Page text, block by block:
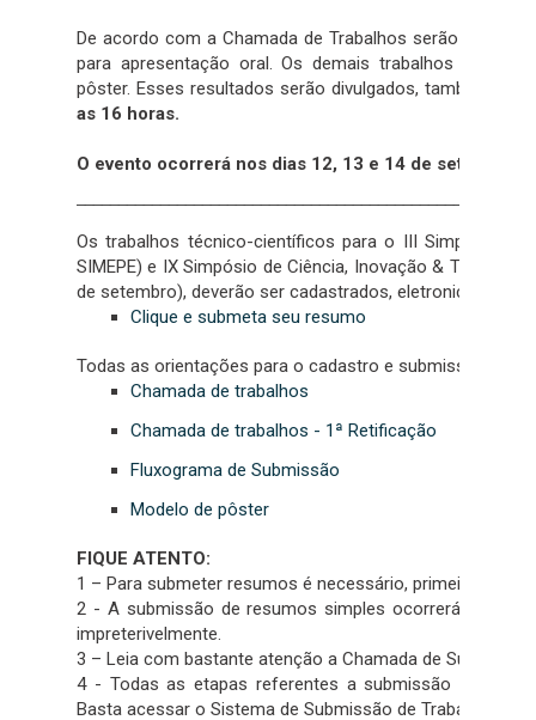
De acordo com a Chamada de Trabalhos serão
para apresentação oral. Os demais trabalhos
pôster. Esses resultados serão divulgados, também, no
as 16 horas.
O evento ocorrerá nos dias 12, 13 e 14 de setembro,
Os trabalhos técnico-científicos para o III Simpósio de
SIMEPE) e IX Simpósio de Ciência, Inovação &
de setembro), deverão ser cadastrados,
Clique e submeta seu resumo
Todas as orientações para o cadastro e submissão
Chamada de trabalhos
Chamada de trabalhos - 1ª Retificação
Fluxograma de Submissão
Modelo de pôster
FIQUE ATENTO:
1 – Para submeter resumos é necessário,
2 - A submissão de resumos simples ocorrerá no
impreterivelmente.
3 – Leia com bastante atenção a Chamada de Submissão
4 - Todas as etapas referentes a submissão de
Basta acessar o Sistema de Submissão de Trabalhos